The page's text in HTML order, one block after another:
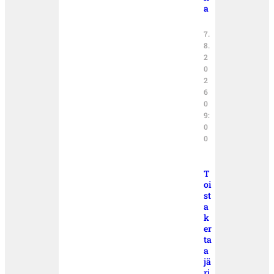
a
7.
8.
2
0
2
6
0
9:
0
0
T
oi
st
a
k
er
ta
a
jä